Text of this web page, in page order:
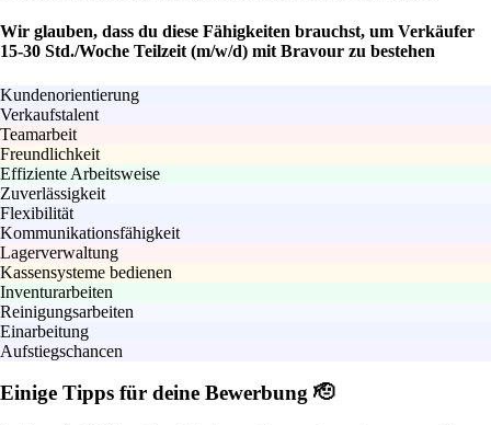
Wir glauben, dass du diese Fähigkeiten brauchst, um Verkäufer
15-30 Std./Woche Teilzeit (m/w/d) mit Bravour zu bestehen
Kundenorientierung
Verkaufstalent
Teamarbeit
Freundlichkeit
Effiziente Arbeitsweise
Zuverlässigkeit
Flexibilität
Kommunikationsfähigkeit
Lagerverwaltung
Kassensysteme bedienen
Inventurarbeiten
Reinigungsarbeiten
Einarbeitung
Aufstiegschancen
Einige Tipps für deine Bewerbung 🫡